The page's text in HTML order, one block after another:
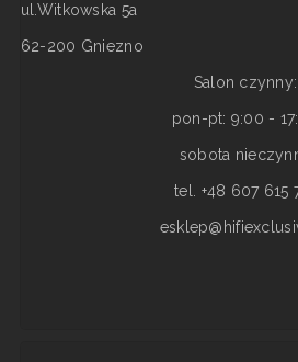
ul.Witkowska 5a
62-200 Gniezno
Salon czynny:
pon-pt: 9:00 -
sobota
tel. +48 607 615